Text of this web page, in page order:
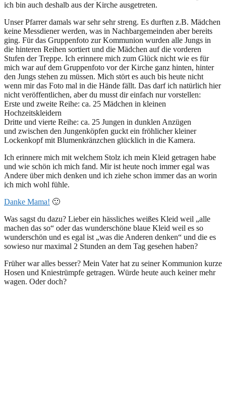
ich bin auch deshalb aus der Kirche ausgetreten.
Unser Pfarrer damals war sehr sehr streng. Es durften z.B. Mädchen
keine Messdiener werden, was in Nachbargemeinden aber bereits
ging. Für das Gruppenfoto zur Kommunion wurden alle Jungs in
die hinteren Reihen sortiert und die Mädchen auf die vorderen
Stufen der Treppe. Ich erinnere mich zum Glück nicht wie es für
mich war auf dem Gruppenfoto vor der Kirche ganz hinten, hinter
den Jungs stehen zu müssen. Mich stört es auch bis heute nicht
wenn mir das Foto mal in die Hände fällt. Das darf ich natürlich hier
nicht veröffentlichen, aber du musst dir einfach nur vorstellen:
Erste und zweite Reihe: ca. 25 Mädchen in kleinen
Hochzeitskleidern
Dritte und vierte Reihe: ca. 25 Jungen in dunklen Anzügen
und zwischen den Jungenköpfen guckt ein fröhlicher kleiner
Lockenkopf mit Blumenkränzchen glücklich in die Kamera.
Ich erinnere mich mit welchem Stolz ich mein Kleid getragen habe
und wie schön ich mich fand. Mir ist heute noch immer egal was
Andere über mich denken und ich ziehe schon immer das an worin
ich mich wohl fühle.
Danke Mama! 🙂
Was sagst du dazu? Lieber ein hässliches weißes Kleid weil „alle
machen das so“ oder das wunderschöne blaue Kleid weil es so
wunderschön und es egal ist „was die Anderen denken“ und die es
sowieso nur maximal 2 Stunden an dem Tag gesehen haben?
Früher war alles besser? Mein Vater hat zu seiner Kommunion kurze
Hosen und Kniestrümpfe getragen. Würde heute auch keiner mehr
wagen. Oder doch?